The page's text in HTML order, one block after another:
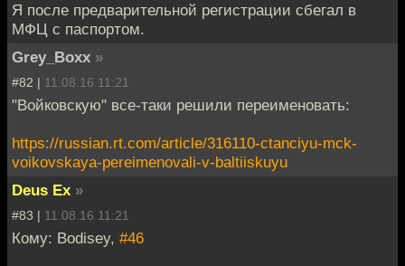
Я после предварительной регистрации сбегал в
МФЦ с паспортом.
Grey_Bоxx »
#82 | 11.08.16 11:21
"Войковскую" все-таки решили переименовать:
https://russian.rt.com/article/316110-ctanciyu-mck-
voikovskaya-pereimenovali-v-baltiiskuyu
Deus Ex »
#83 | 11.08.16 11:21
Кому: Bodisey, #46